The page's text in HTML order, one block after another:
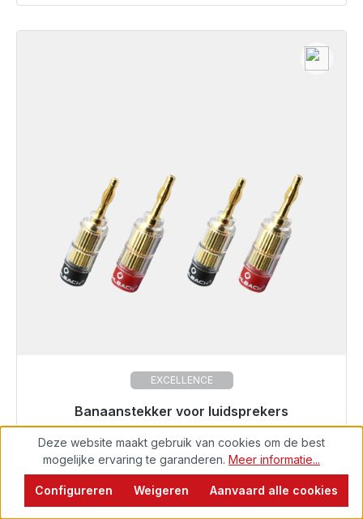
EXCELLENCE
Banaanstekker voor luidsprekers
Klaar voor onmiddellijke verzending, levertijd 48 uur*
€ 59,99
Details
1,5 mm² tot 6,0 mm²
Solution Banana
€ 59,99*
Deze website maakt gebruik van cookies om de best
mogelijke ervaring te garanderen. Meer informatie...
Weigeren
Configureren Aanvaard alle cookies